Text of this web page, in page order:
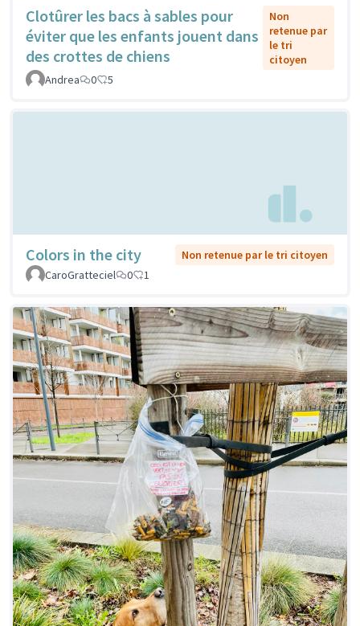
Clotûrer les bacs à sables pour
éviter que les enfants jouent dans
des crottes de chiens
Non
retenue par
le tri
citoyen
Andrea
0 5
Colors in the city
Non retenue par le tri citoyen
CaroGratteciel
0 1